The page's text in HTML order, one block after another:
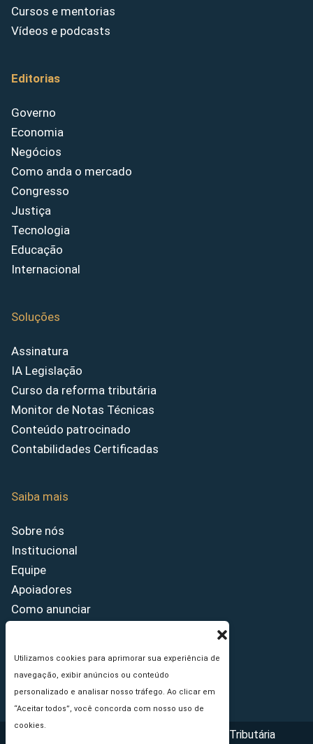
Utilizamos cookies para aprimorar sua experiência de
navegação, exibir anúncios ou conteúdo
personalizado e analisar nosso tráfego. Ao clicar em
“Aceitar todos”, você concorda com nosso uso de
cookies.
Cursos e mentorias
Vídeos e podcasts
Editorias
Governo
Economia
Negócios
Como anda o mercado
Congresso
Justiça
Tecnologia
Educação
Internacional
Soluções
Assinatura
IA Legislação
Curso da reforma tributária
Monitor de Notas Técnicas
Conteúdo patrocinado
Contabilidades Certificadas
Saiba mais
Sobre nós
Institucional
Equipe
Apoiadores
Como anunciar
Princípios Editoriais
Copyright © 2026 - Portal da Reforma Tributária